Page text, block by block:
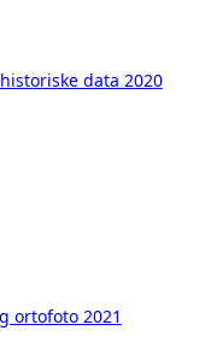
data 2020
ortofoto 2021